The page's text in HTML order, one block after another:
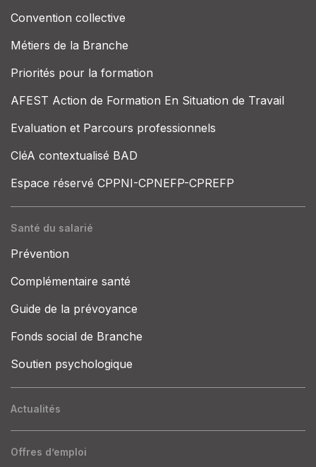
Convention collective
Métiers de la Branche
Priorités pour la formation
AFEST Action de Formation En Situation de Travail
Evaluation et Parcours professionnels
CléA contextualisé BAD
Espace réservé CPPNI-CPNEFP-CPREFP
Santé du salarié
Prévention
Complémentaire santé
Guide de la prévoyance
Fonds social de Branche
Soutien psychologique
Actualités
Offres d’emploi